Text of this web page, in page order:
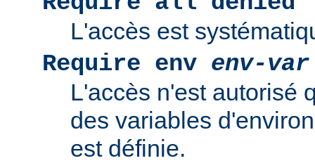
L'accès est
Require env env-var
L'accès n'est autorisé
des variables
est définie.